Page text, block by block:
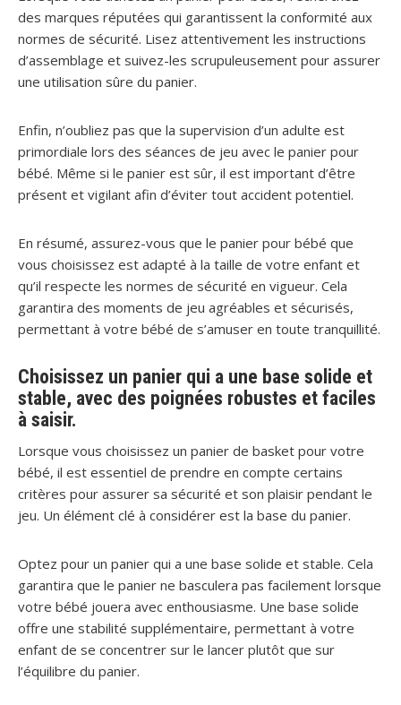
des marques réputées qui garantissent la conformité aux
normes de sécurité. Lisez attentivement les instructions
d’assemblage et suivez-les scrupuleusement pour assurer
une utilisation sûre du panier.
Enfin, n’oubliez pas que la supervision d’un adulte est
primordiale lors des séances de jeu avec le panier pour
bébé. Même si le panier est sûr, il est important d’être
présent et vigilant afin d’éviter tout accident potentiel.
En résumé, assurez-vous que le panier pour bébé que
vous choisissez est adapté à la taille de votre enfant et
qu’il respecte les normes de sécurité en vigueur. Cela
garantira des moments de jeu agréables et sécurisés,
permettant à votre bébé de s’amuser en toute tranquillité.
Choisissez un panier qui a une base solide et
stable, avec des poignées robustes et faciles
à saisir.
Lorsque vous choisissez un panier de basket pour votre
bébé, il est essentiel de prendre en compte certains
critères pour assurer sa sécurité et son plaisir pendant le
jeu. Un élément clé à considérer est la base du panier.
Optez pour un panier qui a une base solide et stable. Cela
garantira que le panier ne basculera pas facilement lorsque
votre bébé jouera avec enthousiasme. Une base solide
offre une stabilité supplémentaire, permettant à votre
enfant de se concentrer sur le lancer plutôt que sur
l’équilibre du panier.